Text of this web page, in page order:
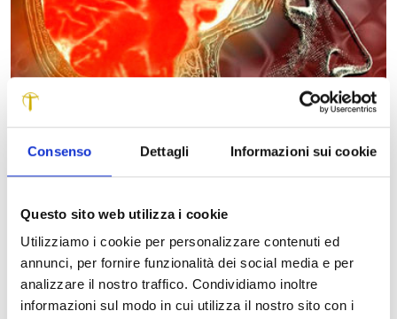
Consenso Dettagli Informazioni sui cookie
Questo sito web utilizza i cookie
Utilizziamo i cookie per personalizzare contenuti ed
annunci, per fornire funzionalità dei social media e per
analizzare il nostro traffico. Condividiamo inoltre
informazioni sul modo in cui utilizza il nostro sito con i
Gennaio 2, 2017
“SETTIMANA DEL CERVELLO”: GLI EVENTI A LUCCA
SCOPRI DI PIÙ